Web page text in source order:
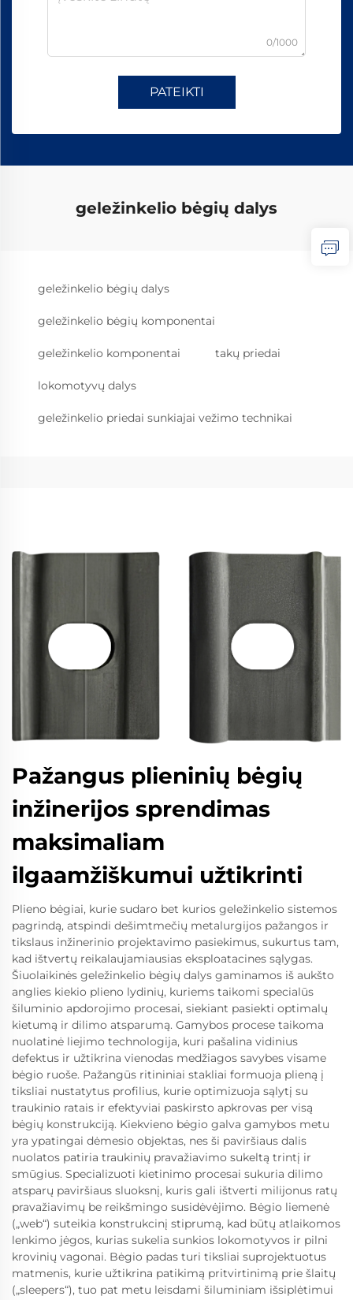
0/1000
PATEIKTI
geležinkelio bėgių dalys
geležinkelio bėgių dalys
geležinkelio bėgių komponentai
geležinkelio komponentai takų priedai
lokomotyvų dalys
geležinkelio priedai sunkiajai vežimo technikai
Pažangus plieninių bėgių
inžinerijos sprendimas
maksimaliam
ilgaamžiškumui užtikrinti
Plieno bėgiai, kurie sudaro bet kurios geležinkelio sistemos
pagrindą, atspindi dešimtmečių metalurgijos pažangos ir
tikslaus inžinerinio projektavimo pasiekimus, sukurtus tam,
kad ištvertų reikalaujamiausias eksploatacines sąlygas.
Šiuolaikinės geležinkelio bėgių dalys gaminamos iš aukšto
anglies kiekio plieno lydinių, kuriems taikomi specialūs
šiluminio apdorojimo procesai, siekiant pasiekti optimalų
kietumą ir dilimo atsparumą. Gamybos procese taikoma
nuolatinė liejimo technologija, kuri pašalina vidinius
defektus ir užtikrina vienodas medžiagos savybes visame
bėgio ruoše. Pažangūs ritininiai stakliai formuoja plieną į
tiksliai nustatytus profilius, kurie optimizuoja sąlytį su
traukinio ratais ir efektyviai paskirsto apkrovas per visą
bėgių konstrukciją. Kiekvieno bėgio galva gamybos metu
yra ypatingai dėmesio objektas, nes ši paviršiaus dalis
nuolatos patiria traukinių pravažiavimo sukeltą trintį ir
smūgius. Specializuoti kietinimo procesai sukuria dilimo
atsparų paviršiaus sluoksnį, kuris gali ištverti milijonus ratų
pravažiavimų be reikšmingo susidėvėjimo. Bėgio liemenė
(„web“) suteikia konstrukcinį stiprumą, kad būtų atlaikomos
lenkimo jėgos, kurias sukelia sunkios lokomotyvos ir pilni
krovinių vagonai. Bėgio padas turi tiksliai suprojektuotus
matmenis, kurie užtikrina patikimą pritvirtinimą prie šlaitų
(„sleepers“), tuo pat metu leisdami šiluminiam išsiplėtimui